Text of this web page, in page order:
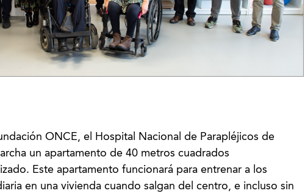
ONCE, el Hospital Nacional de Parapléjicos de
un apartamento de 40 metros cuadrados
Este apartamento funcionará para entrenar a los
en una vivienda cuando salgan del centro, e incluso sin